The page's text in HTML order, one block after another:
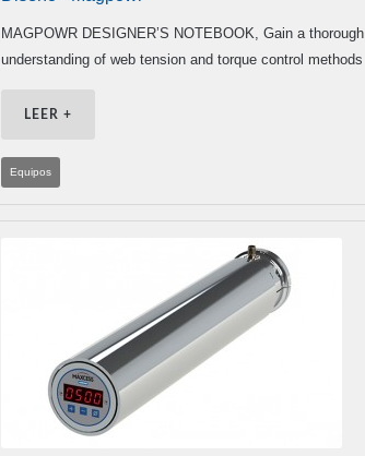
MAGPOWR DESIGNER’S NOTEBOOK, Gain a thorough
understanding of web tension and torque control methods
LEER +
Equipos